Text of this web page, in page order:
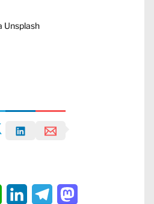
Unsplash
WhatsAppLinkedInTelegram